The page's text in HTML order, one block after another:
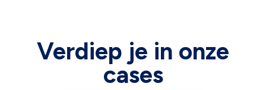
Verdiep je in onze
cases